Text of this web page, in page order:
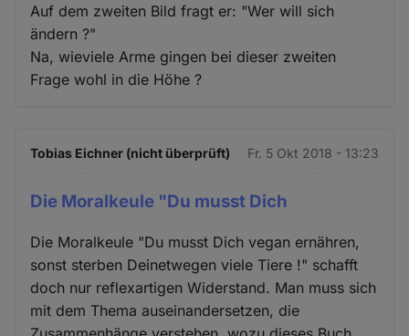
Auf dem zweiten Bild fragt er: "Wer will sich
ändern ?"
Na, wieviele Arme gingen bei dieser zweiten
Frage wohl in die Höhe ?
Tobias Eichner (nicht überprüft) Fr. 5 Okt 2018 - 13:23
Die Moralkeule "Du musst Dich
Die Moralkeule "Du musst Dich vegan ernähren,
sonst sterben Deinetwegen viele Tiere !" schafft
doch nur reflexartigen Widerstand. Man muss sich
mit dem Thema auseinandersetzen, die